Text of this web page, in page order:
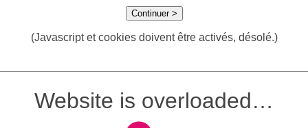
Continuer >
(Javascript et cookies doivent être activés, désolé.)
Website is overloaded…